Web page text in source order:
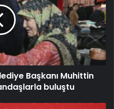
Başkanı Muhittin
buluştu